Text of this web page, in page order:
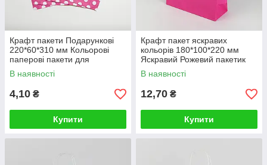
Крафт пакети Подарункові
220*60*310 мм Кольорові
паперові пакети для
гостинців, цукерок, пряників
В наявності
4,10 ₴
Купити
Крафт пакет яскравих
кольорів 180*100*220 мм
Яскравий Рожевий пакетик
для сувенірів подарунків
В наявності
12,70 ₴
Купити